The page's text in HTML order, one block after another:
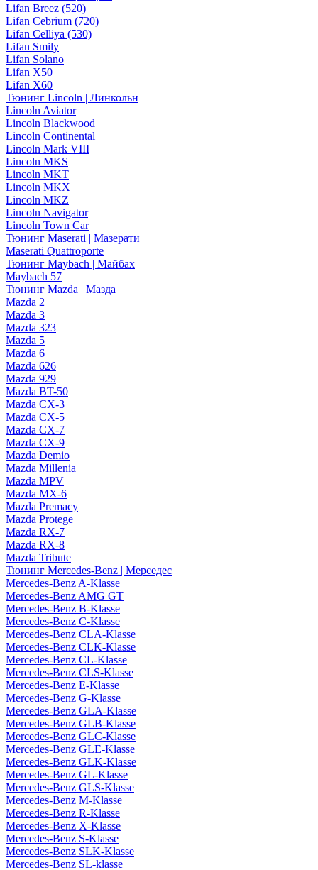
Lifan Breez (520)
Lifan Cebrium (720)
Lifan Celliya (530)
Lifan Smily
Lifan Solano
Lifan X50
Lifan X60
Тюнинг Lincoln | Линкольн
Lincoln Aviator
Lincoln Blackwood
Lincoln Continental
Lincoln Mark VIII
Lincoln MKS
Lincoln MKT
Lincoln MKX
Lincoln MKZ
Lincoln Navigator
Lincoln Town Car
Тюнинг Maserati | Мазерати
Maserati Quattroporte
Тюнинг Maybach | Майбах
Maybach 57
Тюнинг Mazda | Мазда
Mazda 2
Mazda 3
Mazda 323
Mazda 5
Mazda 6
Mazda 626
Mazda 929
Mazda BT-50
Mazda CX-3
Mazda CX-5
Mazda CX-7
Mazda CX-9
Mazda Demio
Mazda Millenia
Mazda MPV
Mazda MX-6
Mazda Premacy
Mazda Protege
Mazda RX-7
Mazda RX-8
Mazda Tribute
Тюнинг Mercedes-Benz | Мерседес
Mercedes-Benz A-Klasse
Mercedes-Benz AMG GT
Mercedes-Benz B-Klasse
Mercedes-Benz C-Klasse
Mercedes-Benz CLA-Klasse
Mercedes-Benz CLK-Klasse
Mercedes-Benz CL-Klasse
Mercedes-Benz CLS-Klasse
Mercedes-Benz E-Klasse
Mercedes-Benz G-Klasse
Mercedes-Benz GLA-Klasse
Mercedes-Benz GLB-Klasse
Mercedes-Benz GLC-Klasse
Mercedes-Benz GLE-Klasse
Mercedes-Benz GLK-Klasse
Mercedes-Benz GL-Klasse
Mercedes-Benz GLS-Klasse
Mercedes-Benz M-Klasse
Mercedes-Benz R-Klasse
Mercedes-Benz X-Klasse
Mercedes-Benz S-Klasse
Mercedes-Benz SLK-Klasse
Mercedes-Benz SL-klasse